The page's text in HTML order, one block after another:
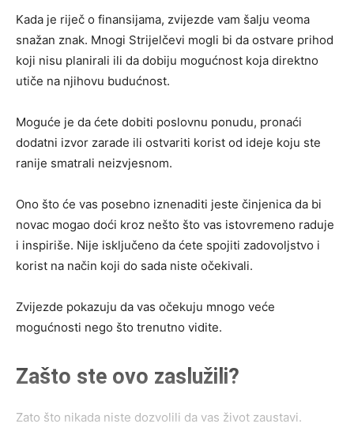
Kada je riječ o finansijama, zvijezde vam šalju veoma
snažan znak. Mnogi Strijelčevi mogli bi da ostvare prihod
koji nisu planirali ili da dobiju mogućnost koja direktno
utiče na njihovu budućnost.
Moguće je da ćete dobiti poslovnu ponudu, pronaći
dodatni izvor zarade ili ostvariti korist od ideje koju ste
ranije smatrali neizvjesnom.
Ono što će vas posebno iznenaditi jeste činjenica da bi
novac mogao doći kroz nešto što vas istovremeno raduje
i inspiriše. Nije isključeno da ćete spojiti zadovoljstvo i
korist na način koji do sada niste očekivali.
Zvijezde pokazuju da vas očekuju mnogo veće
mogućnosti nego što trenutno vidite.
Zašto ste ovo zaslužili?
Zato što nikada niste dozvolili da vas život zaustavi.